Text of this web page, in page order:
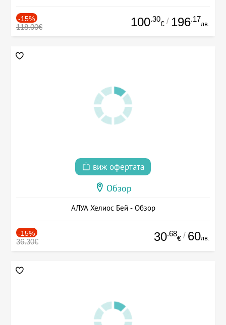
-15%
118.00€ 100.30
€ / 196.17
лв.
виж офертата
Обзор
АЛУА Хелиос Бей - Обзор
-15%
36.30€ 30.68
€ / 60лв.